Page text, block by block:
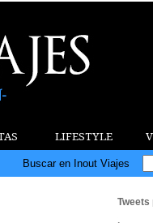
LIFESTYLE
Buscar en Inout Viajes
Tweets